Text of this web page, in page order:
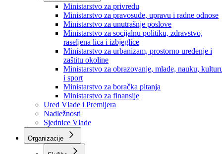
Članovi Vlade
Ministarstva
Ministarstvo za privredu
Ministarstvo za pravosuđe, upravu i radne odnose
Ministarstvo za unutrašnje poslove
Ministarstvo za socijalnu politiku, zdravstvo,
raseljena lica i izbjeglice
Ministarstvo za urbanizam, prostorno uređenje i
zaštitu okoline
Ministarstvo za obrazovanje, mlade, nauku,
i sport
Ministarstvo za boračka pitanja
Ministarstvo za finansije
Ured Vlade i Premijera
Nadležnosti
Sjednice Vlade